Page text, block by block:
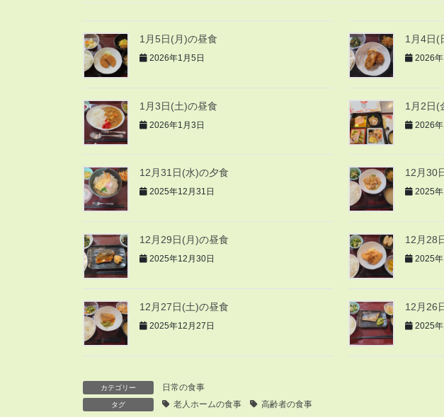
1月5日(月)の昼食
2026年1月5日
1月4日(
2026
1月3日(土)の昼食
2026年1月3日
1月2日(
2026
12月31日(水)の夕食
2025年12月31日
12月30
2025
12月29日(月)の昼食
2025年12月30日
12月28
2025
12月27日(土)の昼食
2025年12月27日
12月26
2025
カテゴリー 日常の食事
タグ 老人ホームの食事 高齢者の食事